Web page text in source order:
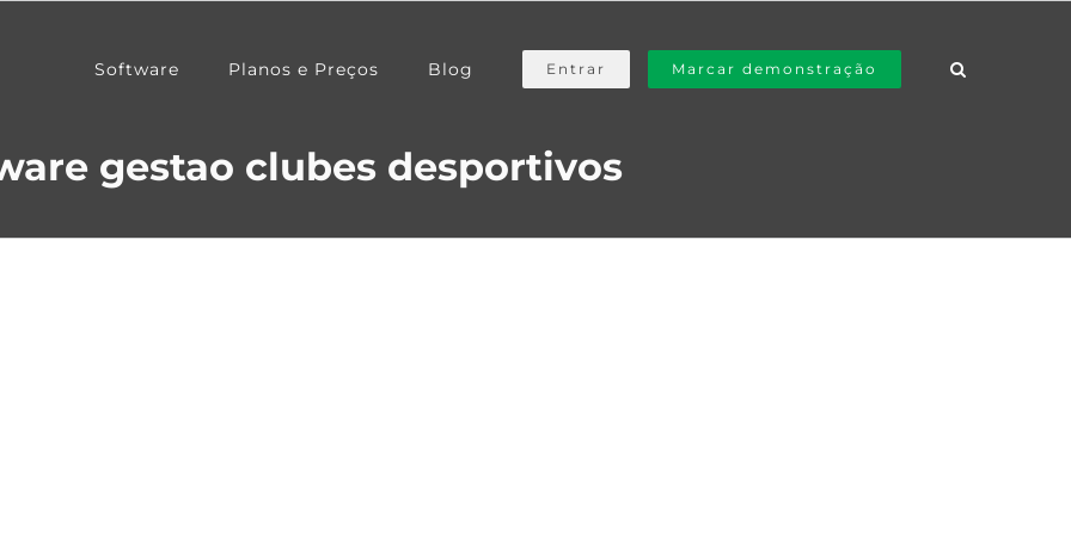
Software Planos e Preços Blog Entrar Marcar demonstração
gestao clubes desportivos